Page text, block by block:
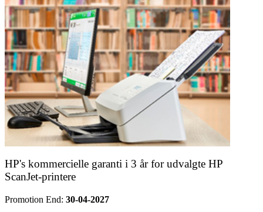
HP's kommercielle garanti i 3 år for udvalgte HP
ScanJet-printere
Promotion End: 30-04-2027